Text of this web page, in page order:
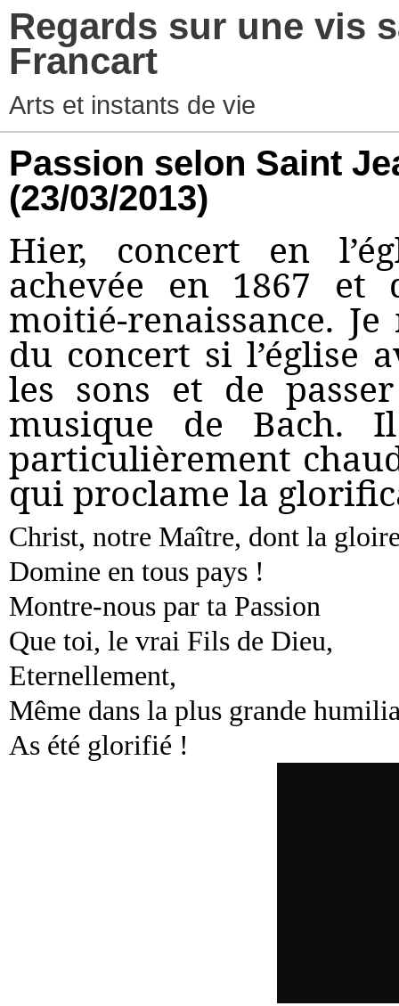
Regards sur une vis
Francart
Arts et instants de vie
Passion selon Saint
(23/03/2013)
Hier, concert en
achevée en 1867 et
moitié-renaissance.
du concert si l’église
les sons et de
musique de Bach.
particulièrement
qui proclame la
Christ, notre Maître, dont la
Domine en tous pays !
Montre-nous par ta Passion
Que toi, le vrai Fils de Dieu,
Eternellement,
Même dans la plus grande
As été glorifié !